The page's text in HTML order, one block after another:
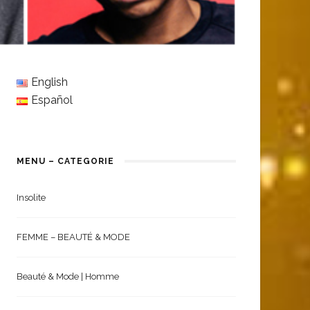
English
Español
MENU – CATEGORIE
Insolite
FEMME – BEAUTÉ & MODE
Beauté & Mode | Homme